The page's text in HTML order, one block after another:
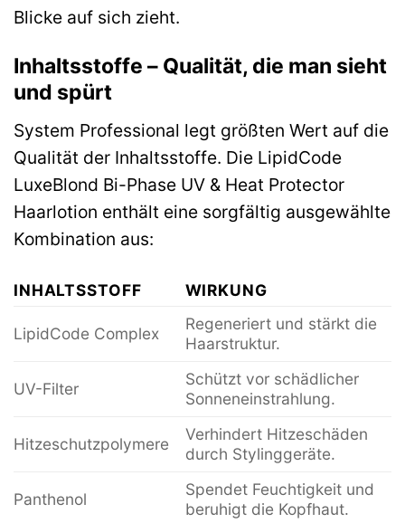
Blicke auf sich zieht.
Inhaltsstoffe – Qualität, die man sieht
und spürt
System Professional legt größten Wert auf die
Qualität der Inhaltsstoffe. Die LipidCode
LuxeBlond Bi-Phase UV & Heat Protector
Haarlotion enthält eine sorgfältig ausgewählte
Kombination aus:
INHALTSSTOFF WIRKUNG
LipidCode Complex
Regeneriert und stärkt die
Haarstruktur.
UV-Filter
Schützt vor schädlicher
Sonneneinstrahlung.
Hitzeschutzpolymere
Verhindert Hitzeschäden
durch Stylinggeräte.
Panthenol
Spendet Feuchtigkeit und
beruhigt die Kopfhaut.